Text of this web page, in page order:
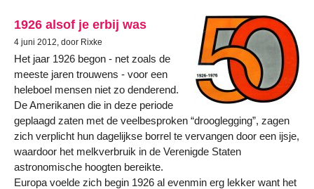
1926 alsof je erbij was
4 juni 2012, door Rixke
Het jaar 1926 begon - net zoals de
meeste jaren trouwens - voor een
heleboel mensen niet zo denderend.
De Amerikanen die in deze periode
geplaagd zaten met de veelbesproken “drooglegging”, zagen
zich verplicht hun dagelijkse borrel te vervangen door een ijsje,
waardoor het melkverbruik in de Verenigde Staten
astronomische hoogten bereikte.
Europa voelde zich begin 1926 al evenmin erg lekker want het